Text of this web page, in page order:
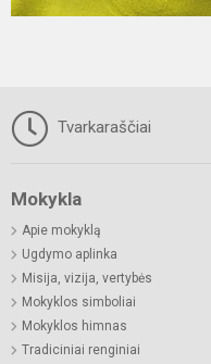
Tvarkaraščiai
Mokykla
Apie mokyklą
Ugdymo aplinka
Misija, vizija, vertybės
Mokyklos simboliai
Mokyklos himnas
Tradiciniai renginiai